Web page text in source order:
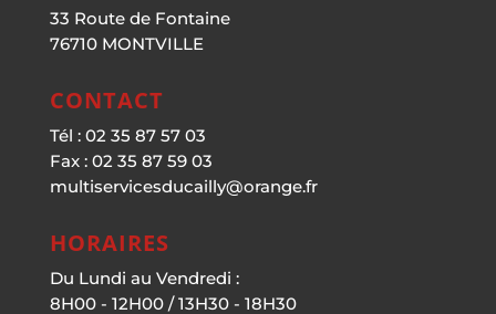
33 Route de Fontaine
76710 MONTVILLE
CONTACT
Tél : 02 35 87 57 03
Fax : 02 35 87 59 03
multiservicesducailly@orange.fr
HORAIRES
Du Lundi au Vendredi :
8H00 - 12H00 / 13H30 - 18H30